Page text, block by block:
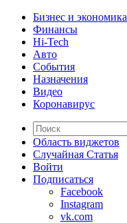
Бизнес и экономика
Финансы
Hi-Tech
Авто
События
Назначения
Видео
Коронавирус
Область виджетов
Случайная Статья
Войти
Подписаться
Facebook
Instagram
vk.com